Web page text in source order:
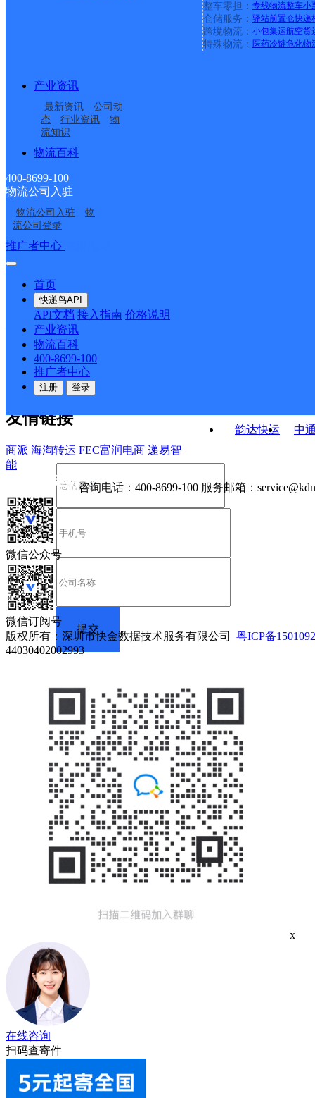
整车零担： 专线物流整车小
仓储服务： 驿站前置仓快递
跨境物流： 小包集运航空货
特殊物流： 医药冷链危化物
产业资讯
最新资讯
公司动
态
行业资讯
物
流知识
物流百科
400-8699-100
物流公司入驻
物流公司入驻
物
流公司登录
推广者中心
首页
快递鸟API
API文档 接入指南 价格说明
产业资讯
物流百科
400-8699-100
推广者中心
注册 登录
山西神池县公司
忻州神池县营业部
长畛邮政所
八角邮政支局
大严备邮政所
神池县
韵达快运
中
接口API
API接口 DEMO下载
关于我们
公司介绍 企业动态
合作伙伴 快递鸟接口服务协议
户隐私政策
友情链接
商派 海淘转运 FEC富润电商 递易智
能
咨询电话： 400-8699-100 服务邮箱：
微信公众号
微信订阅号
版权所有：深圳市快金数据技术服务有限公司 粤ICP备
44030402002993
x
在线咨询
扫码查寄件